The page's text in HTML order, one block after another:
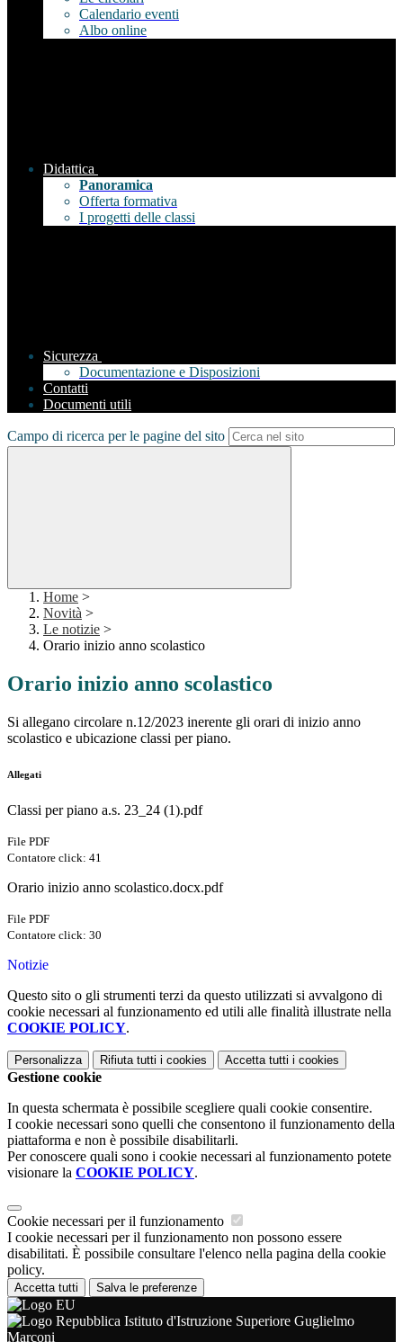
Calendario eventi
Albo online
Didattica
Panoramica
Offerta formativa
I progetti delle classi
Sicurezza
Documentazione e Disposizioni
Contatti
Documenti utili
Campo di ricerca per le pagine del sito
Home >
Novità >
Le notizie >
Orario inizio anno scolastico
Orario inizio anno scolastico
Si allegano circolare n.12/2023 inerente gli orari di inizio anno
scolastico e ubicazione classi per piano.
Allegati
Classi per piano a.s. 23_24 (1).pdf
File PDF
Contatore click: 41
Orario inizio anno scolastico.docx.pdf
File PDF
Contatore click: 30
Notizie
Questo sito o gli strumenti terzi da questo utilizzati si avvalgono di
cookie necessari al funzionamento ed utili alle finalità illustrate nella
COOKIE POLICY.
Personalizza Rifiuta tutti i cookies Accetta tutti i cookies
Gestione cookie
In questa schermata è possibile scegliere quali cookie consentire.
I cookie necessari sono quelli che consentono il funzionamento della
piattaforma e non è possibile disabilitarli.
Per conoscere quali sono i cookie necessari al funzionamento potete
visionare la COOKIE POLICY.
Cookie necessari per il funzionamento
I cookie necessari per il funzionamento non possono essere
disabilitati. È possibile consultare l'elenco nella pagina della cookie
policy.
Accetta tutti Salva le preferenze
Istituto d'Istruzione Superiore Guglielmo
Marconi